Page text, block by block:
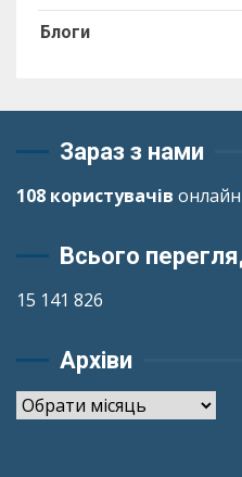
Блоги
Зараз з нами
108 користувачів онлайн
Всього
15 141 826
Архіви
Архіви